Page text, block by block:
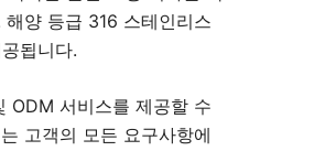
해양 등급 316 스테인리스
됩니다.
ODM 서비스를 제공할 수
고객의 모든 요구사항에